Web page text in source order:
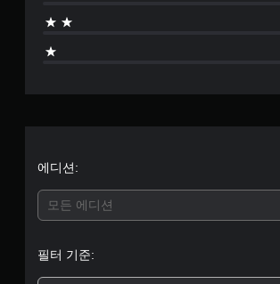
에디션:
모든 에디션
필터 기준: